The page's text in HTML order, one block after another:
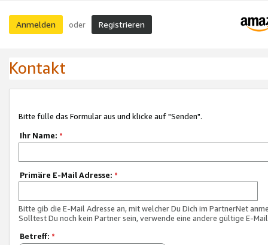
Anmelden oder Registrieren
Kontakt
Bitte fülle das Formular aus und klicke auf "Senden".
Ihr Name: *
Primäre E-Mail Adresse: *
Bitte gib die E-Mail Adresse an, mit welcher Du Dich im PartnerNet
Solltest Du noch kein Partner sein, verwende eine andere gültige E-
Betreff: *